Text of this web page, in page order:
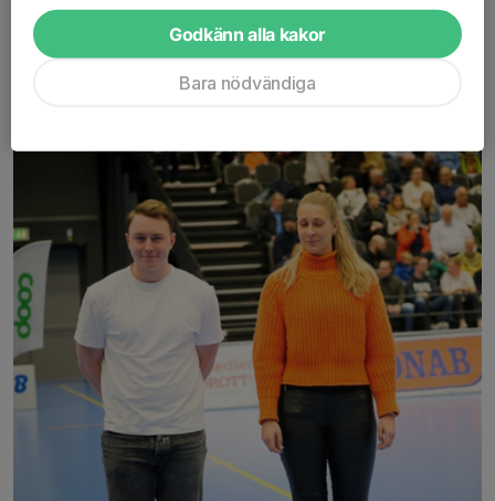
Halmstad Handboll Cup och matcher för våra yngre lag upp till
A-ungdom.
Godkänn alla kakor
Bara nödvändiga